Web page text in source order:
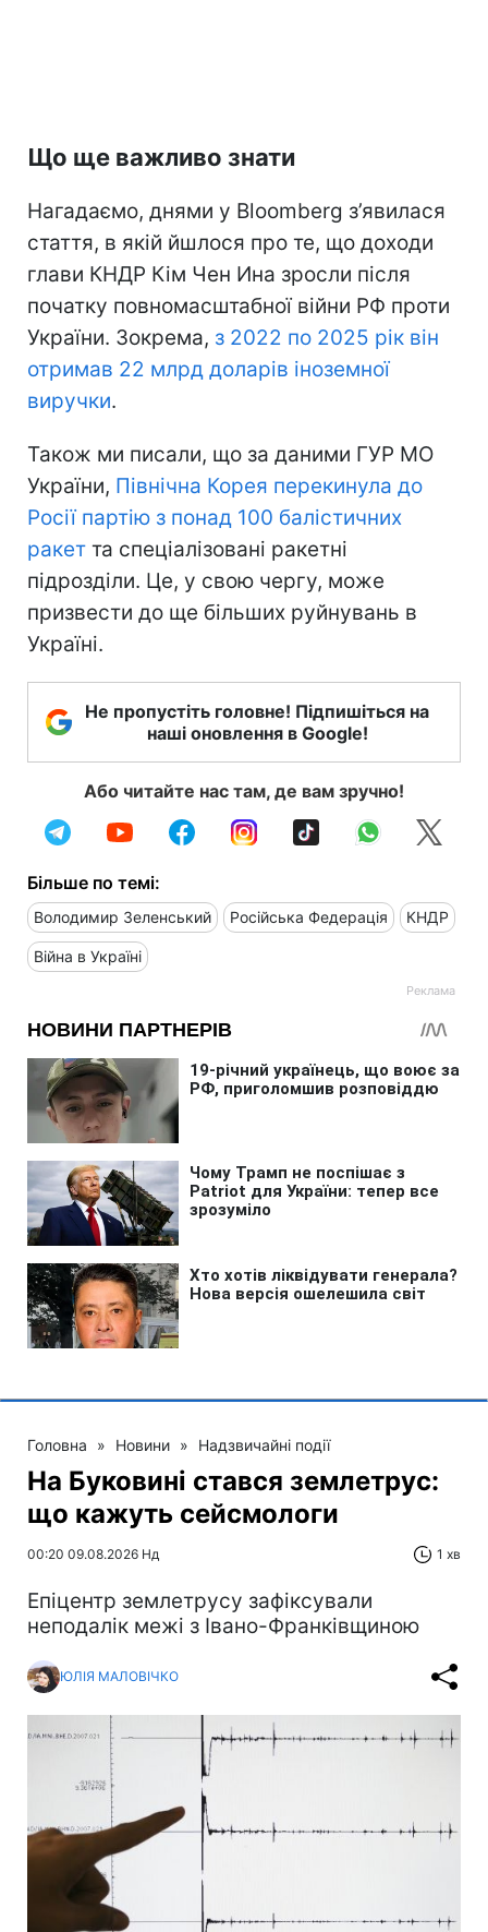
Що ще важливо знати
Нагадаємо, днями у Bloomberg з’явилася
стаття, в якій йшлося про те, що доходи
глави КНДР Кім Чен Ина зросли після
початку повномасштабної війни РФ проти
України. Зокрема, з 2022 по 2025 рік він
отримав 22 млрд доларів іноземної
виручки.
Також ми писали, що за даними ГУР МО
України, Північна Корея перекинула до
Росії партію з понад 100 балістичних
ракет та спеціалізовані ракетні
підрозділи. Це, у свою чергу, може
призвести до ще більших руйнувань в
Україні.
Не пропустіть головне! Підпишіться на
наші оновлення в Google!
Або читайте нас там, де вам зручно!
Більше по темі:
Володимир Зеленський Російська Федерація КНДР
Війна в Україні
Головна » Новини » Надзвичайні події
На Буковині стався землетрус:
що кажуть сейсмологи
00:20 09.08.2026 Нд 1 хв
Епіцентр землетрусу зафіксували
неподалік межі з Івано-Франківщиною
ЮЛІЯ МАЛОВІЧКО